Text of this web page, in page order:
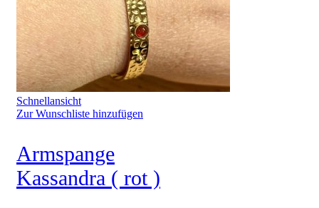
Schnellansicht
Zur Wunschliste hinzufügen
Armspange
Kassandra ( rot )